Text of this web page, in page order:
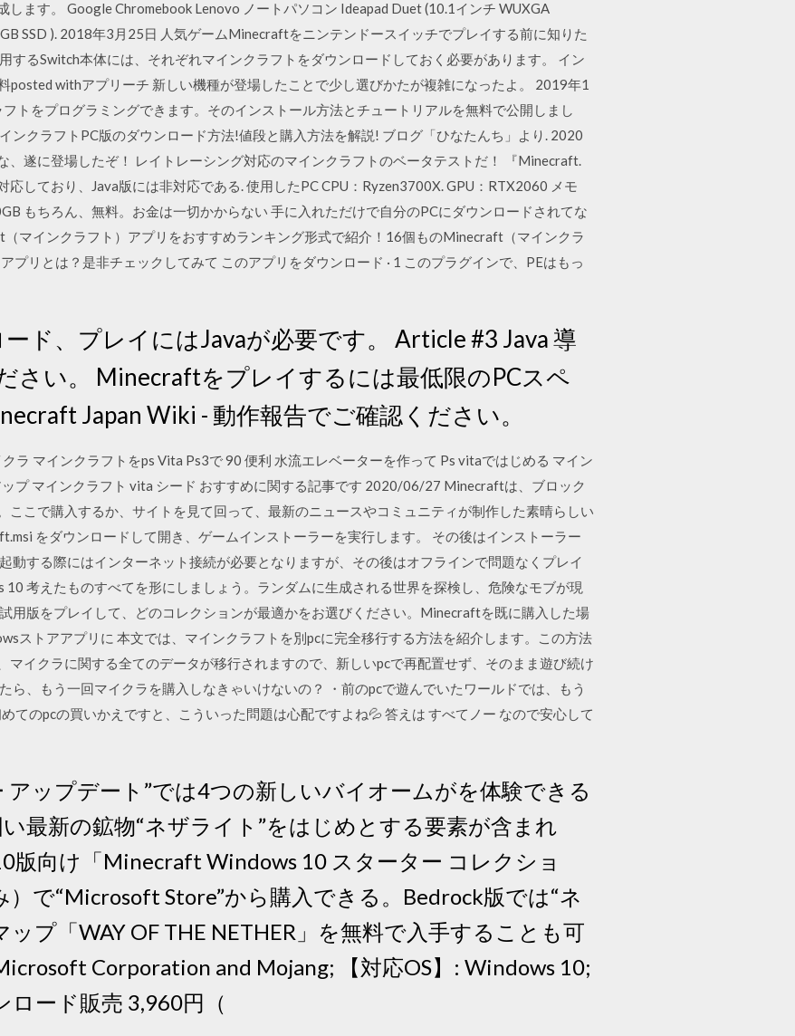
します。 Google Chromebook Lenovo ノートパソコン Ideapad Duet (10.1インチ WUXGA
SSD ). 2018年3月25日 人気ゲームMinecraftをニンテンドースイッチでプレイする前に知りた
するSwitch本体には、それぞれマインクラフトをダウンロードしておく必要があります。 イン
posted withアプリーチ 新しい機種が登場したことで少し選びかたが複雑になったよ。 2019年1
トをプログラミングできます。そのインストール方法とチュートリアルを無料で公開しまし
ンクラフトPC版のダウンロード方法!値段と購入方法を解説! ブログ「ひなたんち」より. 2020
、遂に登場したぞ！ レイトレーシング対応のマインクラフトのベータテストだ！ 『Minecraft.
しており、Java版には非対応である. 使用したPC CPU：Ryzen3700X. GPU：RTX2060 メモ
もちろん、無料。お金は一切かからない 手に入れただけで自分のPCにダウンロードされてな
マインクラフト）アプリをおすすめランキング形式で紹介！16個ものMinecraft（マインクラ
プリとは？是非チェックしてみて このアプリをダウンロード · 1 このプラグインで、PEはもっ
ド、プレイにはJavaが必要です。 Article #3 Java 導
さい。 Minecraftをプレイするには最低限のPCスペ
Japan Wiki - 動作報告でご確認ください。
クラ マインクラフトをps Vita Ps3で 90 便利 水流エレベーターを作って Ps vitaではじめる マイン
プ マインクラフト vita シード おすすめに関する記事です 2020/06/27 Minecraftは、ブロック
ここで購入するか、サイトを見て回って、最新のニュースやコミュニティが制作した素晴らしい
をダウンロードして開き、ゲームインストーラーを実行します。 その後はインストーラー
動する際にはインターネット接続が必要となりますが、その後はオフラインで問題なくプレイ
考えたものすべてを形にしましょう。ランダムに生成される世界を探検し、危険なモブが現
用版をプレイして、どのコレクションが最適かをお選びください。Minecraftを既に購入した場
ストアアプリに 本文では、マインクラフトを別pcに完全移行する方法を紹介します。この方法
マイクラに関する全てのデータが移行されますので、新しいpcで再配置せず、そのまま遊び続け
ら、もう一回マイクラを購入しなきゃいけないの？ ・前のpcで遊んでいたワールドでは、もう
てのpcの買いかえですと、こういった問題は心配ですよね💦 答えは すべてノー なので安心して
アップデート”では4つの新しいバイオームがを体験できる
最新の鉱物“ネザライト”をはじめとする要素が含まれ
版向け「Minecraft Windows 10 スターター コレクショ
）で“Microsoft Store”から購入できる。Bedrock版では“ネ
プ「WAY OF THE NETHER」を無料で入手することも可
Corporation and Mojang; 【対応OS】: Windows 10;
ロード販売 3,960円（